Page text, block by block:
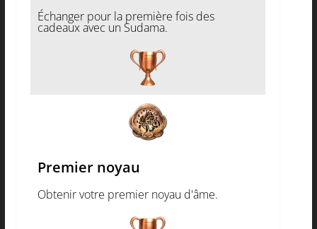
Échanger pour la première fois des
cadeaux avec un Sudama.
Premier noyau
Obtenir votre premier noyau d'âme.